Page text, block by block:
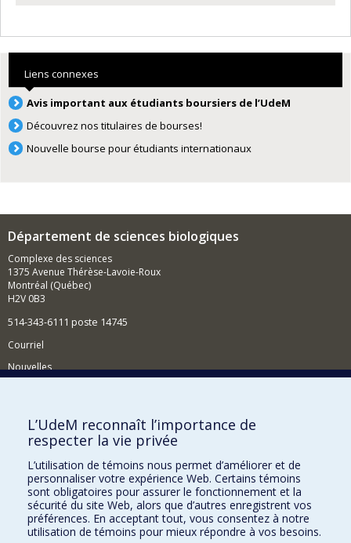
Liens connexes
Avis important aux étudiants boursiers de l’UdeM
Découvrez nos titulaires de bourses!
Nouvelle bourse pour étudiants internationaux
Département de sciences biologiques
Complexe des sciences
1375 Avenue Thérèse-Lavoie-Roux
Montréal (Québec)
H2V 0B3
514-343-6111 poste 14745
Courriel
Nouvelles
Comment soutenir le Département?
BESOIN D'AIDE?
Plan du site
Signaler une erreur
Accessibilité
FACULTÉ DES ARTS ET DES SCIENCES
L’UdeM reconnaît l’importance de
respecter la vie privée
L’utilisation de témoins nous permet d’améliorer et de
personnaliser votre expérience Web. Certains témoins
sont obligatoires pour assurer le fonctionnement et la
sécurité du site Web, alors que d’autres enregistrent vos
préférences. En acceptant tout, vous consentez à notre
utilisation de témoins pour mieux répondre à vos besoins.